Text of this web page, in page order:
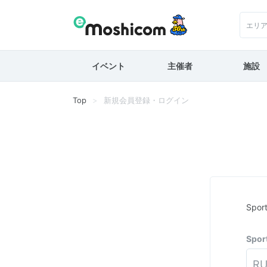
エリ
イベント 主催者 施設
Top 新規会員登録・ログイン